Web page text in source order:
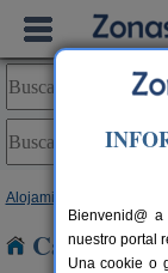
Alojamientos
Casas
Bienvenid@
nuestro portal
Una cookie o